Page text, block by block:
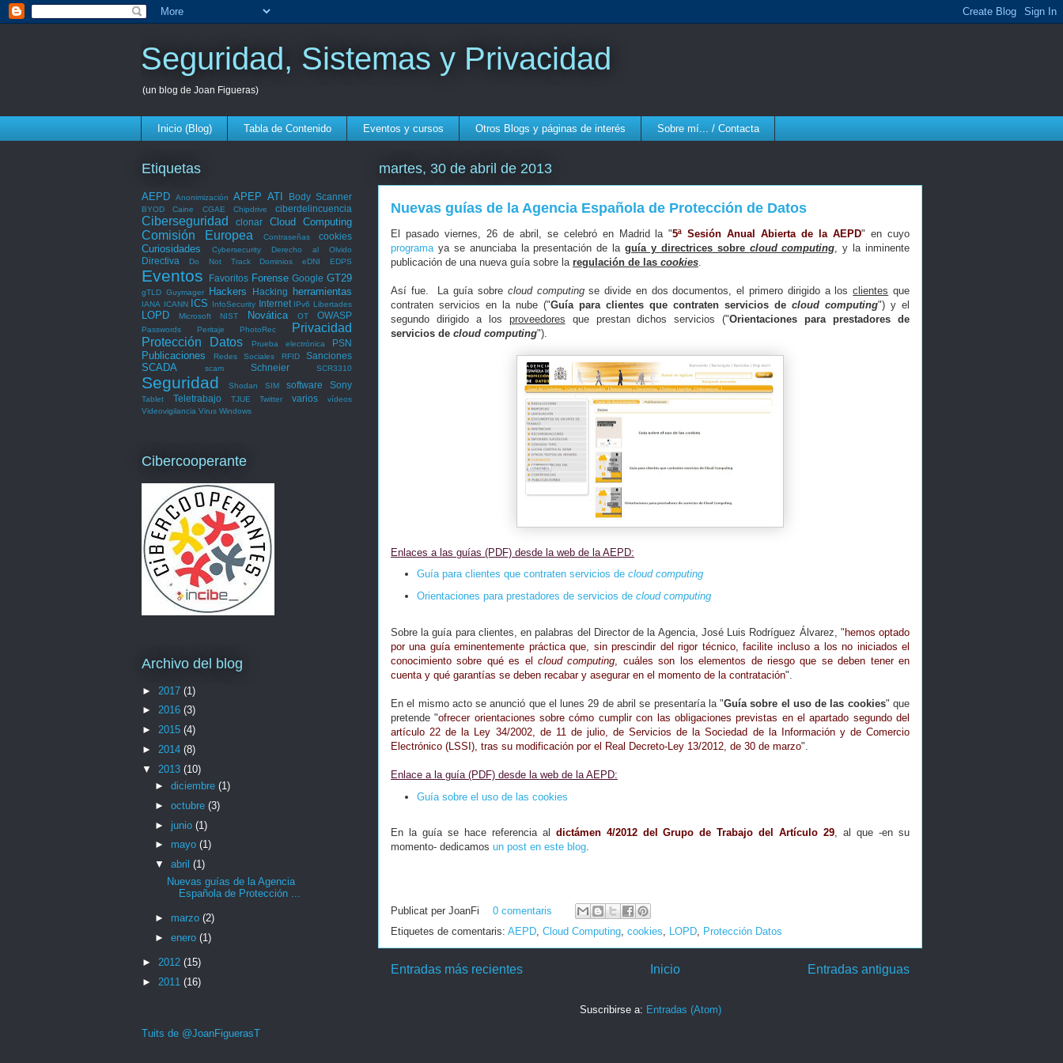
Seguridad, Sistemas y Privacidad
(un blog de Joan Figueras)
Inicio (Blog) Tabla de Contenido Eventos y cursos Otros Blogs y páginas de interés Sobre mí... / Contacta
martes, 30 de abril de 2013
Nuevas guías de la Agencia Española de Protección de Datos
El pasado viernes, 26 de abril, se celebró en Madrid la "5ª Sesión Anual Abierta de la AEPD" en cuyo
programa ya se anunciaba la presentación de la guía y directrices sobre cloud computing , y la inminente
publicación de una nueva guía sobre la regulación de las cookies
Así fue. La guía sobre cloud computingse divide en dos documentos, el primero dirigido a losclientes que
contraten servicios en la nube ("Guía para clientes que contraten servicios de cloud computing") y el
segundo dirigido a los proveedores que prestan dichos servicios ("Orientaciones para prestadores de
servicios de cloud computing").
Enlaces a las guías (PDF) desde la web de la AEPD:
Guía para clientes que contraten servicios de cloud computing
Orientaciones para prestadores de servicios de cloud computing
Sobre la guía para clientes, en palabras del Director de la Agencia, José Luis Rodríguez Álvarez, " hemos optado
por una guía eminentemente práctica que, sin prescindir del rigor técnico, facilite incluso a los no iniciados el
conocimiento sobre qué es elcloud computing , cuáles son los elementos de riesgo que se deben tener en
cuenta y qué garantías se deben recabar y asegurar en el momento de la contratación".
En el mismo acto se anunció que el lunes 29 de abril se presentaría la "Guía sobre el uso de las cookies" que
pretende "ofrecer orientaciones sobre cómo cumplir con las obligaciones previstas en el apartado segundo del
artículo 22 de la Ley 34/2002, de 11 de julio, de Servicios de la Sociedad de la Información y de Comercio
Electrónico (LSSI), tras su modificación por el Real Decreto-Ley 13/2012, de 30 de marzo".
Enlace a la guía (PDF) desde la web de la AEPD:
Guía sobre el uso de las cookies
En la guía se hace referencia al dictámen 4/2012 del Grupo de Trabajo del Artículo 29, al que -en su
momento- dedicamos un post en este blog.
Publicat per JoanFi
0 comentaris
Etiquetes de comentaris: AEPD, Cloud Computing, cookies, LOPD, Protección Datos
Entradas más recientes Entradas antiguas
Inicio
Suscribirse a: Entradas (Atom)
Etiquetas
AEPD Anonimización APEP ATI Body Scanner
BYOD Caine CGAE Chipdrive ciberdelincuencia
Ciberseguridad clonar Cloud Computing
Comisión Europea Contraseñas cookies
Curiosidades Cybersecurity Derecho al Olvido
Directiva Do Not Track Dominios eDNI EDPS
Eventos Favoritos Forense Google GT29
gTLD Guymager Hackers Hacking herramientas
IANA ICANN ICS InfoSecurity Internet IPv6 Libertades
LOPD Microsoft NIST Novática OT OWASP
Passwords Peritaje PhotoRec
Privacidad
Protección Datos
Prueba electrónica PSN
Publicaciones Redes Sociales RFID Sanciones
SCADA scam Schneier SCR3310
Seguridad Shodan SIM software Sony
Tablet Teletrabajo TJUE Twitter varios
vídeos
Videovigilancia Virus Windows
Cibercooperante
Archivo del blog
► 2017 (1)
► 2016 (3)
► 2015 (4)
► 2014 (8)
▼ 2013 (10)
► diciembre (1)
► octubre (3)
► junio (1)
► mayo (1)
▼ abril (1)
Nuevas guías de la Agencia
Española de Protección ...
► marzo (2)
► enero (1)
► 2012 (15)
► 2011 (16)
Tuits de @JoanFiguerasT